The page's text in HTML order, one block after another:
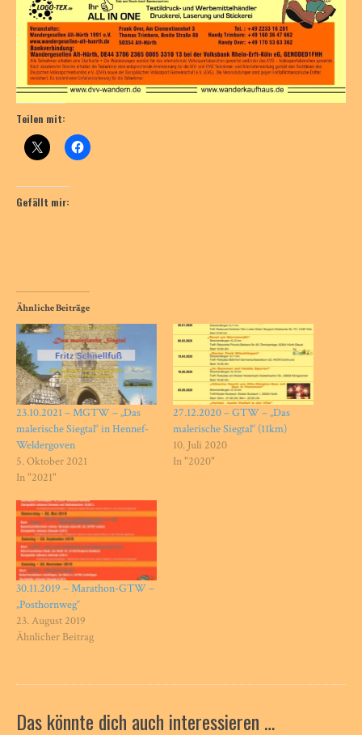
Teilen mit:
Gefällt mir:
Ähnliche Beiträge
23.10.2021 – MGTW – „Das
malerische Siegtal“ in Hennef-
Weldergoven
5. Oktober 2021
In "2021"
27.12.2020 – GTW – „Das
malerische Siegtal“ (11km)
10. Juli 2020
In "2020"
30.11.2019 – Marathon-GTW –
„Posthornweg“
23. August 2019
Ähnlicher Beitrag
Das könnte dich auch interessieren …